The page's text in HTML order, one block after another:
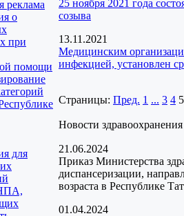
реклама
о
при
помощи
для
25 ноября 2021 года
созыва
13.11.2021
Медицинским
инфекцией, установлен
Страницы: Пред. 1 ... 3 4 5
Новости здравоохранения
21.06.2024
Приказ Министерства
диспансеризации,
возраста в Республике
01.04.2024